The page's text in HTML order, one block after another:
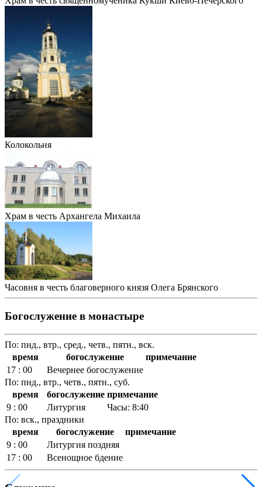
Колокольня
Храм в честь Архангела Михаила
Часовня в честь благоверного князя Олега Брянского
Богослужение в монастыре
По: пнд., втр., сред., четв., пятн., вск.
время
богослужение
примечание
17 : 00
Вечернее богослужение
По: пнд., втр., четв., пятн., суб.
время
богослужение примечание
9 : 00
Литургия
Часы: 8:40
По: вск., праздники
время
богослужение
примечание
9 : 00
Литургия поздняя
17 : 00
Всенощное бдение